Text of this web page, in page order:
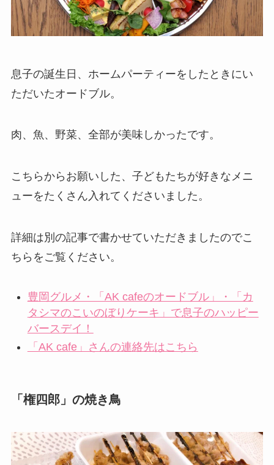
息子の誕生日、ホームパーティーをしたときにい
ただいたオードブル。
肉、魚、野菜、全部が美味しかったです。
こちらからお願いした、子どもたちが好きなメニ
ューをたくさん入れてくださいました。
詳細は別の記事で書かせていただきましたのでこ
ちらをご覧ください。
豊岡グルメ・「AK cafeのオードブル」・「カ
タシマのこいのぼりケーキ」で息子のハッピー
バースデイ！
「AK cafe」さんの連絡先はこちら
「権四郎」の焼き鳥